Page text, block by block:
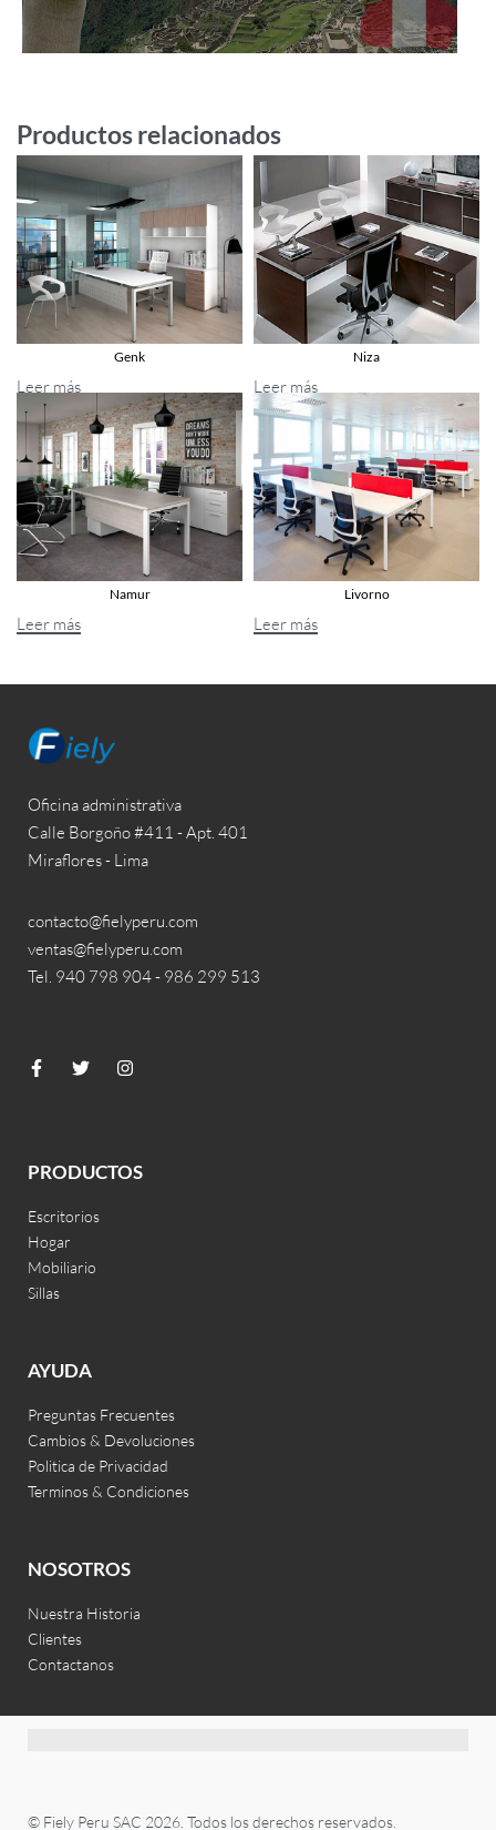
Productos relacionados
Genk
Leer más
Niza
Leer más
Namur
Leer más
Livorno
Leer más
Oficina administrativa
Calle Borgoño #411 - Apt. 401
Miraflores - Lima
contacto@fielyperu.com
ventas@fielyperu.com
Tel. 940 798 904 - 986 299 513
PRODUCTOS
Escritorios
Hogar
Mobiliario
Sillas
AYUDA
Preguntas Frecuentes
Cambios & Devoluciones
Politica de Privacidad
Terminos & Condiciones
NOSOTROS
Nuestra Historia
Clientes
Contactanos
© Fiely Peru SAC 2026. Todos los derechos reservados.